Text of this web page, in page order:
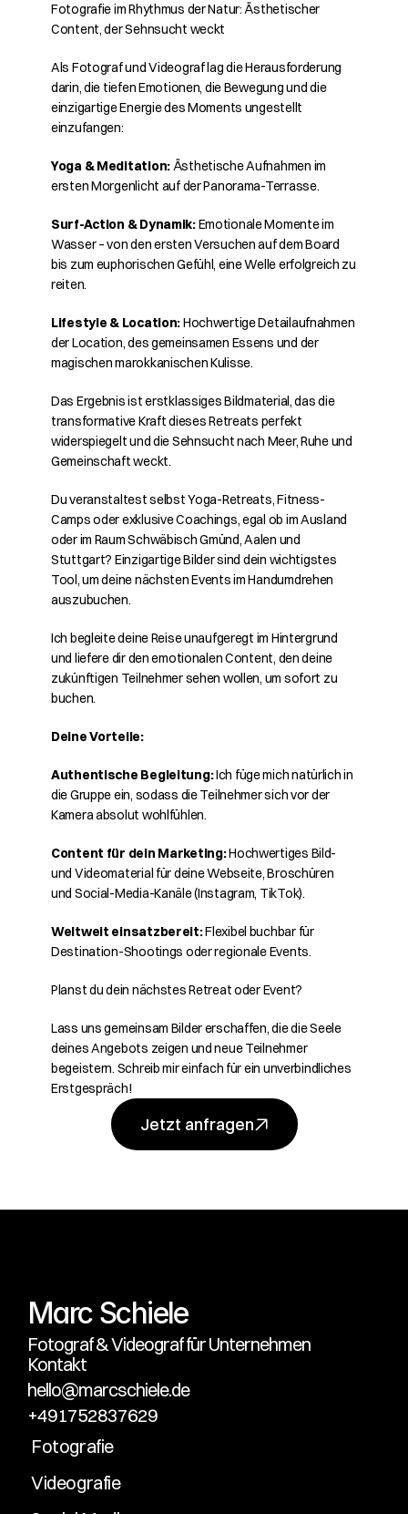
Fotografie im Rhythmus der Natur: Ästhetischer
Content, der Sehnsucht weckt
Als Fotograf und Videograf lag die Herausforderung
darin, die tiefen Emotionen, die Bewegung und die
einzigartige Energie des Moments ungestellt
einzufangen:
Yoga & Meditation: Ästhetische Aufnahmen im
ersten Morgenlicht auf der Panorama-Terrasse.
Surf-Action & Dynamik: Emotionale Momente im
Wasser – von den ersten Versuchen auf dem Board
bis zum euphorischen Gefühl, eine Welle erfolgreich zu
reiten.
Lifestyle & Location: Hochwertige Detailaufnahmen
der Location, des gemeinsamen Essens und der
magischen marokkanischen Kulisse.
Das Ergebnis ist erstklassiges Bildmaterial, das die
transformative Kraft dieses Retreats perfekt
widerspiegelt und die Sehnsucht nach Meer, Ruhe und
Gemeinschaft weckt.
Du veranstaltest selbst Yoga-Retreats, Fitness-
Camps oder exklusive Coachings, egal ob im Ausland
oder im Raum Schwäbisch Gmünd, Aalen und
Stuttgart? Einzigartige Bilder sind dein wichtigstes
Tool, um deine nächsten Events im Handumdrehen
auszubuchen.
Ich begleite deine Reise unaufgeregt im Hintergrund
und liefere dir den emotionalen Content, den deine
zukünftigen Teilnehmer sehen wollen, um sofort zu
buchen.
Deine Vorteile:
Authentische Begleitung: Ich füge mich natürlich in
die Gruppe ein, sodass die Teilnehmer sich vor der
Kamera absolut wohlfühlen.
Content für dein Marketing: Hochwertiges Bild-
und Videomaterial für deine Webseite, Broschüren
und Social-Media-Kanäle (Instagram, TikTok).
Weltweit einsatzbereit: Flexibel buchbar für
Destination-Shootings oder regionale Events.
Planst du dein nächstes Retreat oder Event?
Lass uns gemeinsam Bilder erschaffen, die die Seele
deines Angebots zeigen und neue Teilnehmer
begeistern. Schreib mir einfach für ein unverbindliches
Erstgespräch!
Jetzt anfragen
Marc Schiele
Fotograf & Videograf für Unternehmen
Kontakt
hello@marcschiele.de
+491752837629
Fotografie
Videografie